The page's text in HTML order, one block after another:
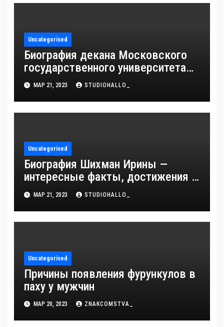
Uncategorised
Биография декана Московского
государственного университета
Андрея Сидорова — от студента
до руководителя
МАР 21, 2023 STUDIOHALLO_
Uncategorised
Биография Шихман Ирины —
интересные факты, достижения и
путь к успеху
МАР 21, 2023 STUDIOHALLO_
Uncategorised
Причины появления фурункулов в
паху у мужчин
МАР 20, 2023 ZNAKCOMSTVA_